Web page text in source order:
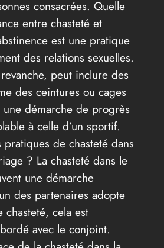
consacrées. Quelle
entre chasteté et
est une pratique
des relations sexuelles.
peut inclure des
des ceintures ou cages
une démarche de progrès
à celle d’un sportif.
pratiques de chasteté dans
? La chasteté dans le
une démarche
des partenaires adopte
cela est
avec le conjoint.